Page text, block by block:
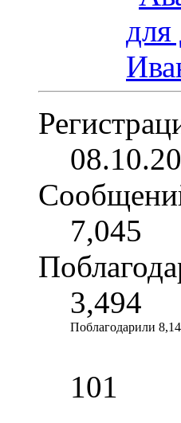
7,045
3,494
Поблагодарили
101